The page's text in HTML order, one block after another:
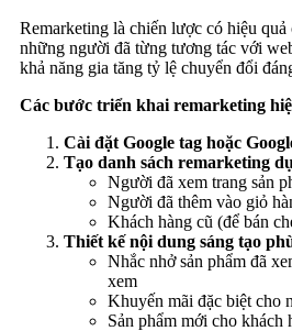
Remarketing là chiến lược có hiệu quả
những người đã từng tương tác với
khả năng gia tăng tỷ lệ chuyển đổi
Các bước triển khai remarketing
Cài đặt Google tag hoặc
Tạo danh sách remarketing
Người đã xem trang sản
Người đã thêm vào giỏ
Khách hàng cũ (để bán
Thiết kế nội dung sáng tạo
Nhắc nhở sản phẩm đã
xem
Khuyến mãi đặc biệt cho
Sản phẩm mới cho khách